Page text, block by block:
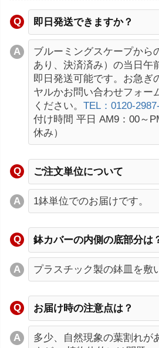
即日発送できますか？
ブルーミングスケープから
あり、決済済み）の当日午
即日発送可能です。お急ぎ
ヤルかお問い合わせフォー
ください。 TEL：0120-
付け時間 平日 AM9：00～
休み）
ご注文単位について
1鉢単位でのお届けです。
鉢カバーの内側の底部分は
プラスチック製の鉢皿を敷
お届け時の注意点は？
多少、自然現象の葉割れが